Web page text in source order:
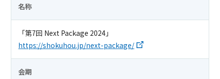
名称
「第7回 Next Package 2024」
https://shokuhou.jp/next-package/
会期